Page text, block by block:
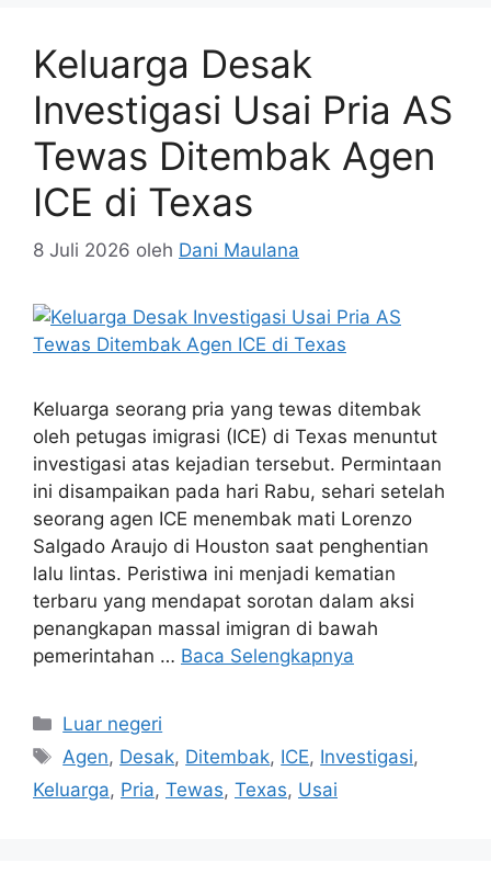
Keluarga Desak
Investigasi Usai Pria AS
Tewas Ditembak Agen
ICE di Texas
8 Juli 2026 oleh Dani Maulana
Keluarga seorang pria yang tewas ditembak
oleh petugas imigrasi (ICE) di Texas menuntut
investigasi atas kejadian tersebut. Permintaan
ini disampaikan pada hari Rabu, sehari setelah
seorang agen ICE menembak mati Lorenzo
Salgado Araujo di Houston saat penghentian
lalu lintas. Peristiwa ini menjadi kematian
terbaru yang mendapat sorotan dalam aksi
penangkapan massal imigran di bawah
pemerintahan … Baca Selengkapnya
Kategori
Luar negeri
Tag
Agen, Desak, Ditembak, ICE, Investigasi,
Keluarga, Pria, Tewas, Texas, Usai